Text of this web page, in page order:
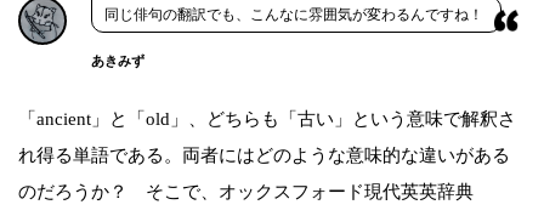
同じ俳句の翻訳でも、こんなに雰囲気が変わるんですね！
あきみず
「ancient」と「old」、どちらも「古い」という意味で解釈さ
れ得る単語である。両者にはどのような意味的な違いがある
のだろうか？ そこで、オックスフォード現代英英辞典